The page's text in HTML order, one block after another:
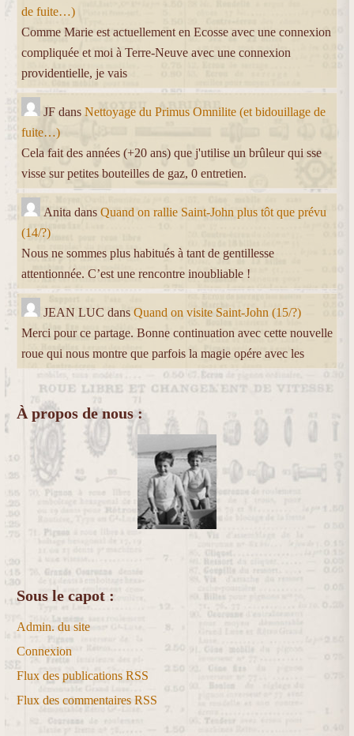
de fuite…)
Comme Marie est actuellement en Ecosse avec une connexion
compliquée et moi à Terre-Neuve avec une connexion
providentielle, je vais
JF dans Nettoyage du Primus Omnilite (et bidouillage de
fuite…)
Cela fait des années (+20 ans) que j'utilise un brûleur qui sse
visse sur petites bouteilles de gaz, 0 entretien.
Anita dans Quand on rallie Saint-John plus tôt que prévu
(14/?)
Nous ne sommes plus habitués à tant de gentillesse
attentionnée. C’est une rencontre inoubliable !
JEAN LUC dans Quand on visite Saint-John (15/?)
Merci pour ce partage. Bonne continuation avec cette nouvelle
roue qui nous montre que parfois la magie opére avec les
À propos de nous :
Sous le capot :
Admin. du site
Connexion
Flux des publications RSS
Flux des commentaires RSS